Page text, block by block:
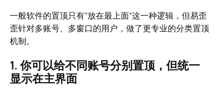
一般软件的置顶只有“放在最上面”这一种逻辑，但易歪
歪针对多账号、多窗口的用户，做了更专业的分类置顶
机制。
1. 你可以给不同账号分别置顶，但统一
显示在主界面